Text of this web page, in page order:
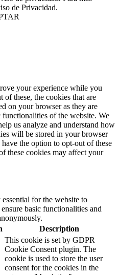
de Privacidad.
your experience while you
of these, the cookies that are
on your browser as they are
of the website. We
us analyze and understand how
will be stored in your browser
the option to opt-out of these
these cookies may affect your
for the website to
basic functionalities and
Description
This cookie is set by GDPR
Cookie Consent plugin. The
cookie is used to store the user
consent for the cookies in the